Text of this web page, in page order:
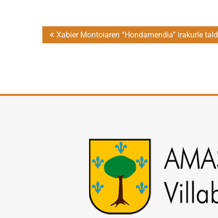
Post
navigation
Xabier Montoiaren “Hondamendia” irakurle